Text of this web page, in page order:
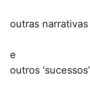
outras narrativas
e
outros ‘sucessos’